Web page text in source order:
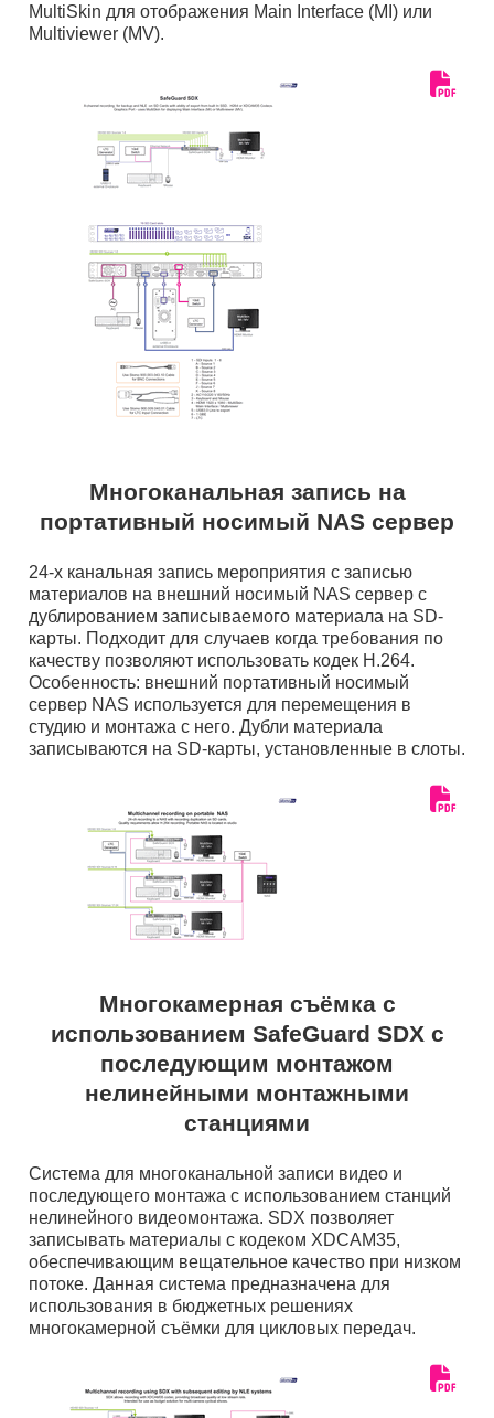
MultiSkin для отображения Main Interface (MI) или
Multiviewer (MV).
Многоканальная запись на
портативный носимый NAS сервер
24-х канальная запись мероприятия с записью
материалов на внешний носимый NAS сервер с
дублированием записываемого материала на SD-
карты. Подходит для случаев когда требования по
качеству позволяют использовать кодек H.264.
Особенность: внешний портативный носимый
сервер NAS используется для перемещения в
студию и монтажа с него. Дубли материала
записываются на SD-карты, установленные в слоты.
Многокамерная съёмка с
использованием SafeGuard SDX с
последующим монтажом
нелинейными монтажными
станциями
Система для многоканальной записи видео и
последующего монтажа с использованием станций
нелинейного видеомонтажа. SDX позволяет
записывать материалы с кодеком XDCAM35,
обеспечивающим вещательное качество при низком
потоке. Данная система предназначена для
использования в бюджетных решениях
многокамерной съёмки для цикловых передач.